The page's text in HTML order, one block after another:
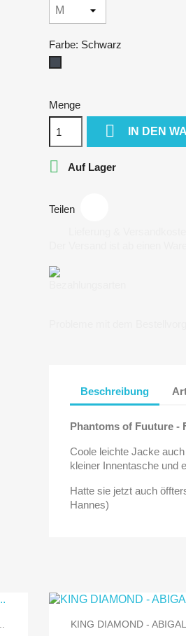
Farbe: Schwarz
Menge
 IN DEN
 Auf Lager
Teilen
Beschreibung
Phantoms of Fuuture -
Coole leichte Jacke
kleiner Innentasche und
Hatte sie jetzt auch
Hannes)
 Vorschau
KING DIAMOND - ABIGAL